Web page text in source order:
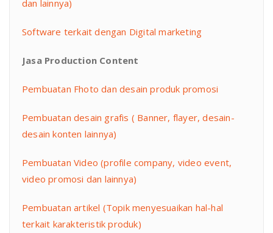
dan lainnya)
Software terkait dengan Digital marketing
Jasa Production Content
Pembuatan Fhoto dan desain produk promosi
Pembuatan desain grafis ( Banner, flayer, desain-
desain konten lainnya)
Pembuatan Video (profile company, video event,
video promosi dan lainnya)
Pembuatan artikel (Topik menyesuaikan hal-hal
terkait karakteristik produk)